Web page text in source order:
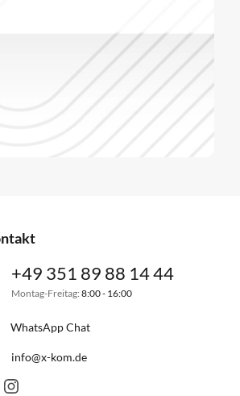
+49 351 89 88 14 44
Montag-Freitag: 8:00 - 16:00
WhatsApp Chat
info@x-kom.de